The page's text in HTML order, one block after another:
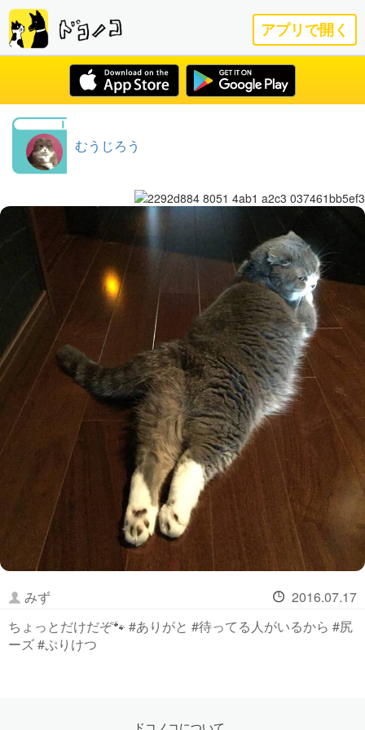
アプリで開く
むうじろう
みず
2016.07.17
ちょっとだけだぞ🐾 #ありがと #待ってる人がいるから #尻
ーズ #ぷりけつ